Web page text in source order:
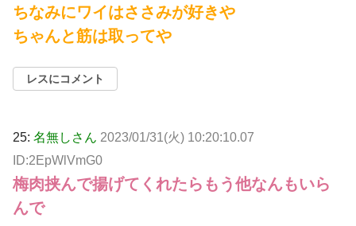
ちなみにワイはささみが好きや
ちゃんと筋は取ってや
レスにコメント
25: 名無しさん 2023/01/31(火) 10:20:10.07
ID:2EpWlVmG0
梅肉挟んで揚げてくれたらもう他なんもいら
んで